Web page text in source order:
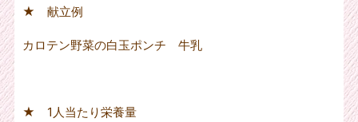
★ 献立例
カロテン野菜の白玉ポンチ 牛乳
★ 1 人当たり栄養量